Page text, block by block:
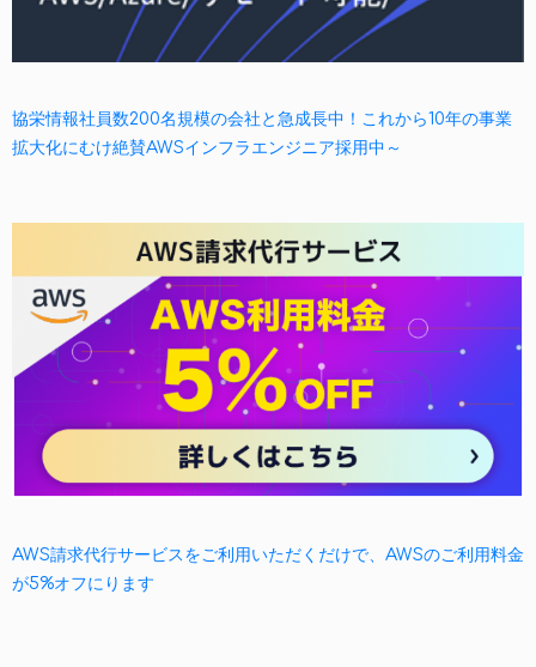
協栄情報社員数200名規模の会社と急成長中！これから10年の事業
拡大化にむけ絶賛AWSインフラエンジニア採用中～
AWS請求代行サービスをご利用いただくだけで、AWSのご利用料金
が5%オフにります